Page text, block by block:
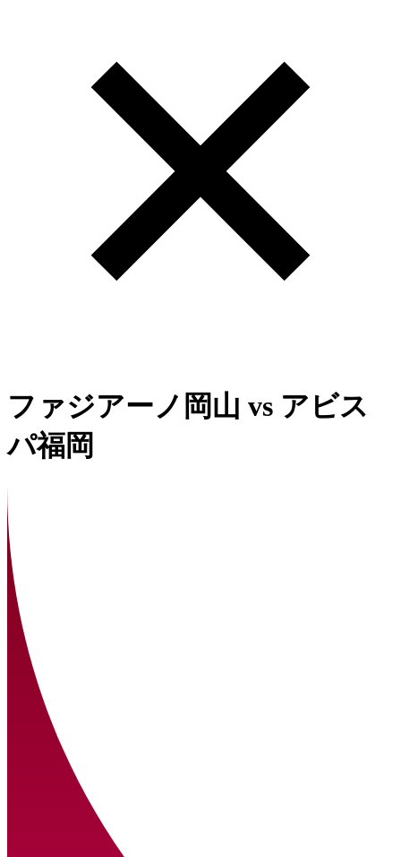
ファジアーノ岡山 vs アビス
パ福岡